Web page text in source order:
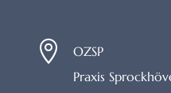

OZSP
Praxis